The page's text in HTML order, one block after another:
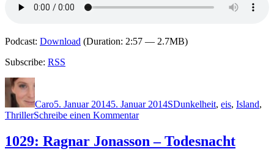
Podcast: Download (Duration: 2:57 — 2.7MB)
Subscribe: RSS
Autor
Caro5. Januar 20145. Januar 2014SDunkelheit, eis, Island,
ThrillerSchreibe einen Kommentarzu
Sigurdardottir
1029: Ragnar Jonasson – Todesnacht